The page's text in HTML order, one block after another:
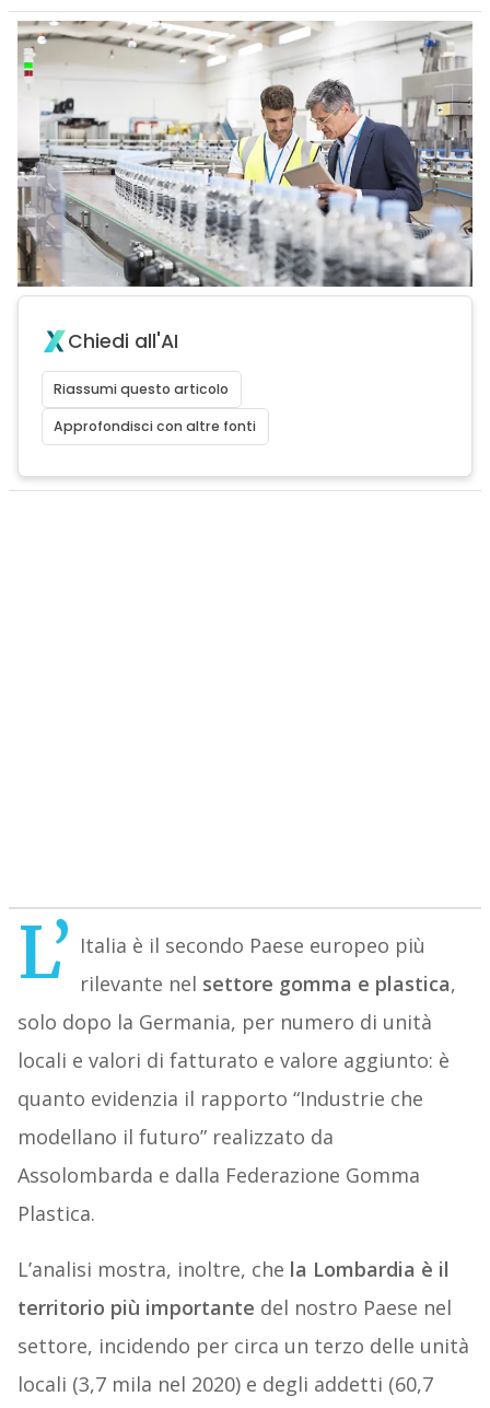
Chiedi all'AI
Riassumi questo articolo
Approfondisci con altre fonti
L’ Italia è il secondo Paese europeo più
rilevante nel settore gomma e plastica,
solo dopo la Germania, per numero di unità
locali e valori di fatturato e valore aggiunto: è
quanto evidenzia il rapporto “Industrie che
modellano il futuro” realizzato da
Assolombarda e dalla Federazione Gomma
Plastica.
L’analisi mostra, inoltre, che la Lombardia è il
territorio più importante del nostro Paese nel
settore, incidendo per circa un terzo delle unità
locali (3,7 mila nel 2020) e degli addetti (60,7